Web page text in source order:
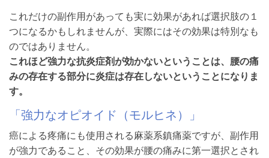
これだけの副作用があっても実に効果があれば選択肢の１
つになるかもしれませんが、実際にはその効果は特別なも
のではありません。
これほど強力な抗炎症剤が効かないということは、腰の痛
みの存在する部分に炎症は存在しないということになりま
す。
「強力なオピオイド（モルヒネ）」
癌による疼痛にも使用される麻薬系鎮痛薬ですが、副作用
が強力であること、その効果が腰の痛みに第一選択とされ